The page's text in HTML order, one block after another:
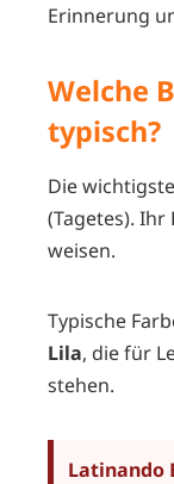
Erinnerung
Welche
typisch?
Die
(Tagetes). Ihr
weisen.
Typische
Lila, die für
stehen.
Latinando